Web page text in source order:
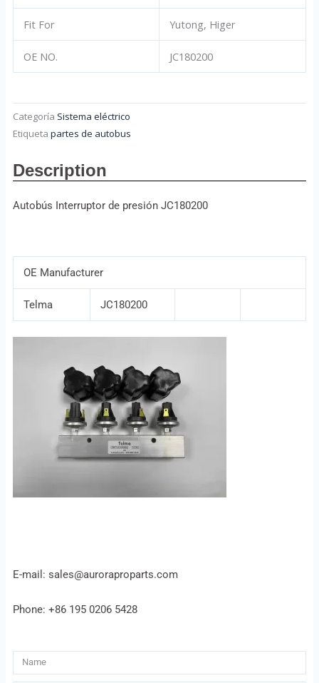
Fit For Yutong, Higer
OE NO. JC180200
Categoría Sistema eléctrico
Etiqueta partes de autobus
Description
Autobús Interruptor de presión JC180200
OE Manufacturer
Telma JC180200
E-mail: sales@auroraproparts.com
Phone: +86 195 0206 5428
Name